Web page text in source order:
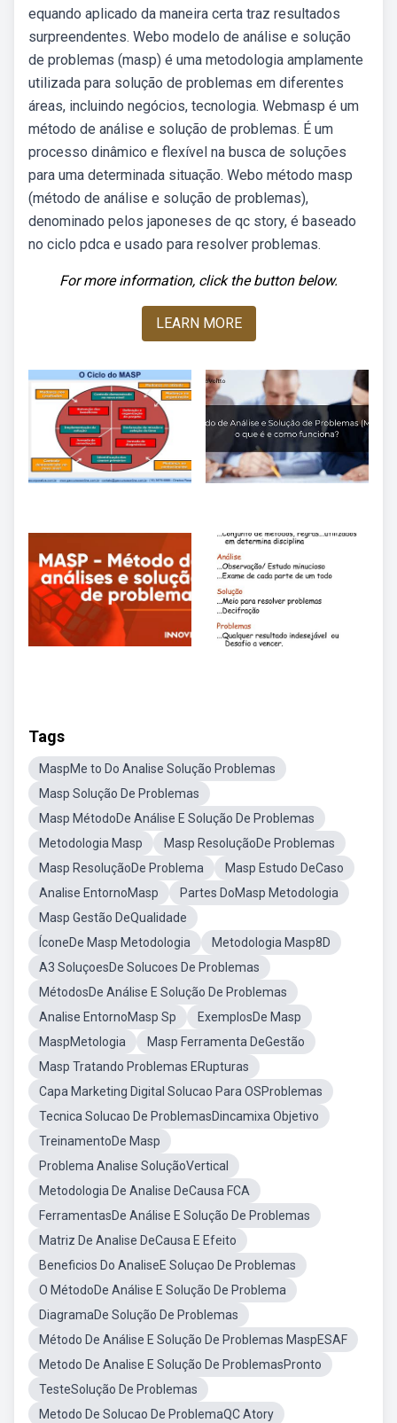
equando aplicado da maneira certa traz resultados
surpreendentes. Webo modelo de análise e solução
de problemas (masp) é uma metodologia amplamente
utilizada para solução de problemas em diferentes
áreas, incluindo negócios, tecnologia. Webmasp é um
método de análise e solução de problemas. É um
processo dinâmico e flexível na busca de soluções
para uma determinada situação. Webo método masp
(método de análise e solução de problemas),
denominado pelos japoneses de qc story, é baseado
no ciclo pdca e usado para resolver problemas.
For more information, click the button below.
LEARN MORE
Tags
MaspMe to Do Analise Solução Problemas
Masp Solução De Problemas
Masp MétodoDe Análise E Solução De Problemas
Metodologia Masp
Masp ResoluçãoDe Problemas
Masp ResoluçãoDe Problema
Masp Estudo DeCaso
Analise EntornoMasp
Partes DoMasp Metodologia
Masp Gestão DeQualidade
ÍconeDe Masp Metodologia
Metodologia Masp8D
A3 SoluçoesDe Solucoes De Problemas
MétodosDe Análise E Solução De Problemas
Analise EntornoMasp Sp
ExemplosDe Masp
MaspMetologia
Masp Ferramenta DeGestão
Masp Tratando Problemas ERupturas
Capa Marketing Digital Solucao Para OSProblemas
Tecnica Solucao De ProblemasDincamixa Objetivo
TreinamentoDe Masp
Problema Analise SoluçãoVertical
Metodologia De Analise DeCausa FCA
FerramentasDe Análise E Solução De Problemas
Matriz De Analise DeCausa E Efeito
Beneficios Do AnaliseE Soluçao De Problemas
O MétodoDe Análise E Solução De Problema
DiagramaDe Solução De Problemas
Método De Análise E Solução De Problemas MaspESAF
Metodo De Analise E Solução De ProblemasPronto
TesteSolução De Problemas
Metodo De Solucao De ProblemaQC Atory